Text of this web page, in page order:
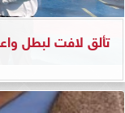
تألق لافت لبطل